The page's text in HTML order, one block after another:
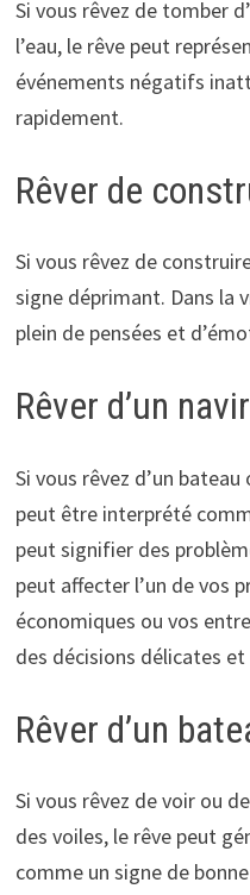
Si vous rêvez de tomber
l’eau, le rêve peut
événements négatifs
rapidement.
Rêver de
Si vous rêvez de
signe déprimant. Dans la
plein de pensées et
Rêver d’un
Si vous rêvez d’un
peut être interprété
peut signifier des
peut affecter l’un de vos
économiques ou vos
des décisions délicates
Rêver d’un
Si vous rêvez de voir ou
des voiles, le rêve peut
comme un signe de